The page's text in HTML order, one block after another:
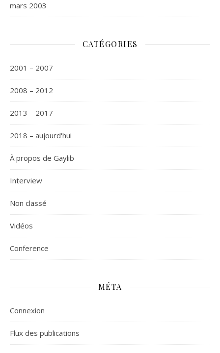
mars 2003
CATÉGORIES
2001 – 2007
2008 – 2012
2013 – 2017
2018 – aujourd'hui
À propos de Gaylib
Interview
Non classé
Vidéos
Сonference
MÉTA
Connexion
Flux des publications